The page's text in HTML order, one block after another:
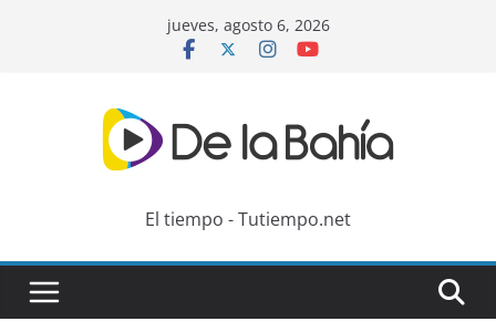
jueves, agosto 6, 2026
El tiempo - Tutiempo.net